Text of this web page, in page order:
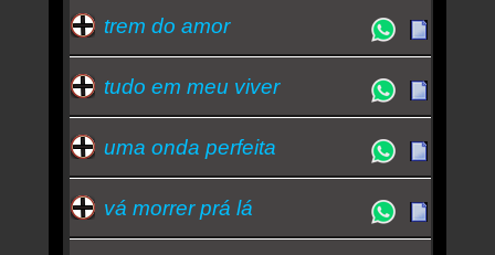
trem do amor
tudo em meu viver
uma onda perfeita
vá morrer prá lá